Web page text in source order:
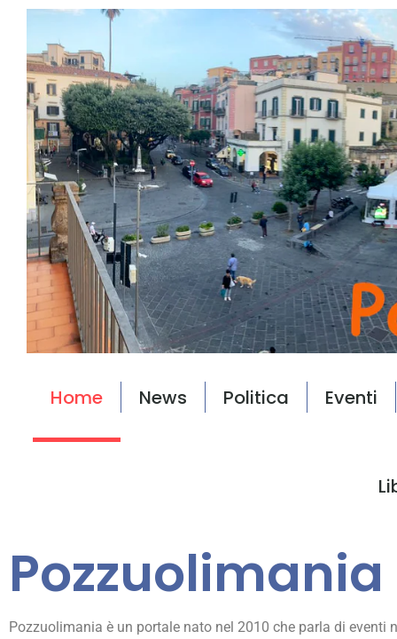
Home News Politica Eventi
Pozzuolimania
Pozzuolimania è un portale nato nel 2010 che parla di